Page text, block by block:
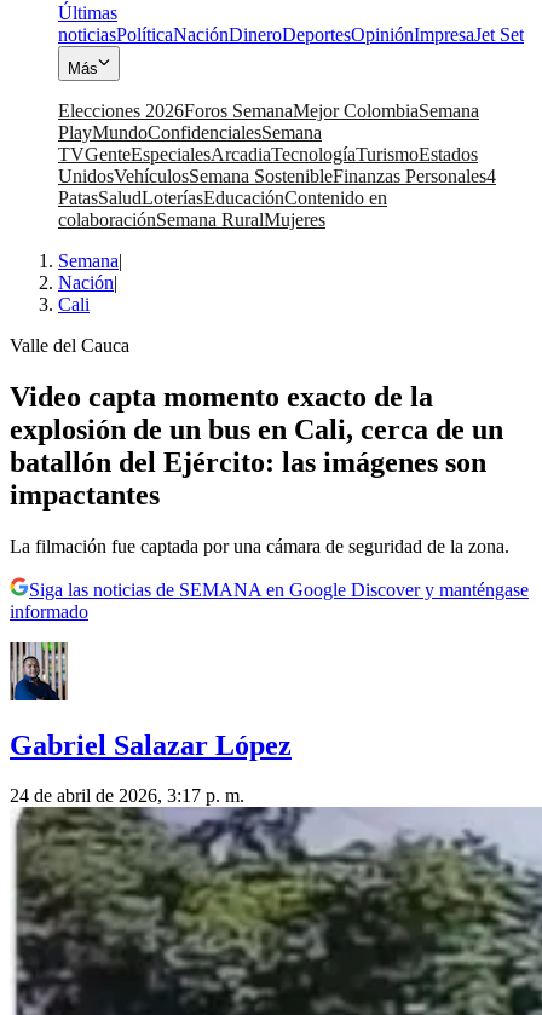
Últimas
noticiasPolíticaNaciónDineroDeportesOpiniónImpresaJet Set
Más
Elecciones 2026Foros SemanaMejor ColombiaSemana
PlayMundoConfidencialesSemana
TVGenteEspecialesArcadiaTecnologíaTurismoEstados
UnidosVehículosSemana SostenibleFinanzas Personales4
PatasSaludLoteríasEducaciónContenido en
colaboraciónSemana RuralMujeres
Semana|
Nación|
Cali
Valle del Cauca
Video capta momento exacto de la
explosión de un bus en Cali, cerca de un
batallón del Ejército: las imágenes son
impactantes
La filmación fue captada por una cámara de seguridad de la zona.
Siga las noticias de SEMANA en Google Discover y manténgase
informado
Gabriel Salazar López
24 de abril de 2026, 3:17 p. m.